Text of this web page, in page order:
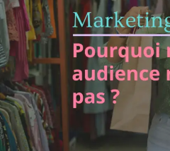
n’achète
pas
(et
comment
enfin
convertir
tes
prospects